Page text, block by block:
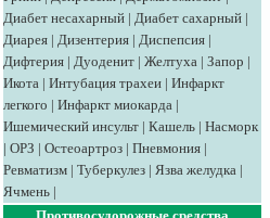
Диабет несахарный | Диабет сахарный |
Диарея | Дизентерия | Диспепсия |
Дифтерия | Дуоденит | Желтуха | Запор |
Икота | Интубация трахеи | Инфаркт
легкого | Инфаркт миокарда |
Ишемический инсульт | Кашель | Насморк
| ОРЗ | Остеоартроз | Пневмония |
Ревматизм | Туберкулез | Язва желудка |
Ячмень |